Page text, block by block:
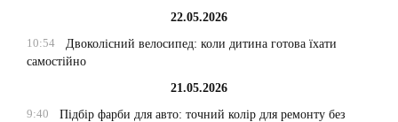
22.05.2026
10:54
Двоколісний велосипед: коли дитина готова їхати
самостійно
21.05.2026
9:40
Підбір фарби для авто: точний колір для ремонту без